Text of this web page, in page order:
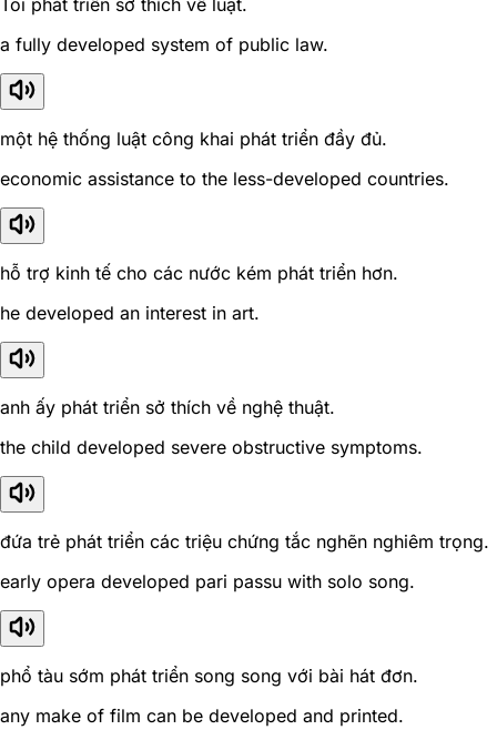
Tôi phát triển sở thích về luật.
a fully developed system of public law.
một hệ thống luật công khai phát triển đầy đủ.
economic assistance to the less-developed countries.
hỗ trợ kinh tế cho các nước kém phát triển hơn.
he developed an interest in art.
anh ấy phát triển sở thích về nghệ thuật.
the child developed severe obstructive symptoms.
đứa trẻ phát triển các triệu chứng tắc nghẽn nghiêm trọng.
early opera developed pari passu with solo song.
phổ tàu sớm phát triển song song với bài hát đơn.
any make of film can be developed and printed.